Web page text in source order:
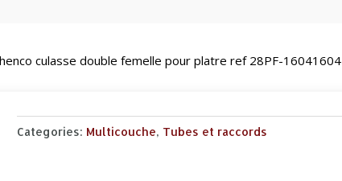
culasse double femelle pour platre ref 28PF-16041604
Categories: Multicouche, Tubes et raccords